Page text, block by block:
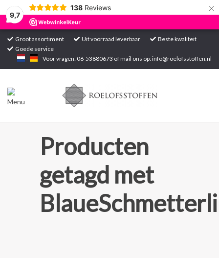
9,7
138 Reviews ×
Groot assortiment Uit voorraad leverbaar
Beste kwaliteit
Goede service
Voor vragen: 06-53880673 of mail ons op:info@roelofsstoffen.nl
Home
Producten
getagd met